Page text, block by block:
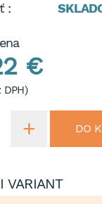
:
€
DPH)
DO
VARIANT